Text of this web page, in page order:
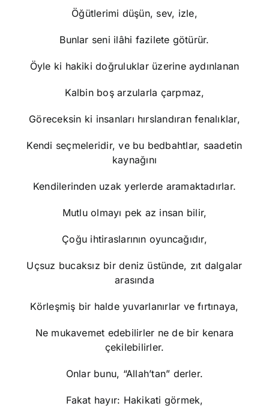
Öğütlerimi düşün, sev, izle,
Bunlar seni ilâhi fazilete götürür.
Öyle ki hakiki doğruluklar üzerine aydınlanan
Kalbin boş arzularla çarpmaz,
Göreceksin ki insanları hırslandıran fenalıklar,
Kendi seçmeleridir, ve bu bedbahtlar, saadetin
kaynağını
Kendilerinden uzak yerlerde aramaktadırlar.
Mutlu olmayı pek az insan bilir,
Çoğu ihtiraslarının oyuncağıdır,
Uçsuz bucaksız bir deniz üstünde, zıt dalgalar
arasında
Körleşmiş bir halde yuvarlanırlar ve fırtınaya,
Ne mukavemet edebilirler ne de bir kenara
çekilebilirler.
Onlar bunu, “Allah’tan” derler.
Fakat hayır: Hakikati görmek,